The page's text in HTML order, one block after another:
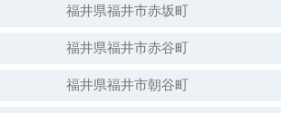
福井県福井市赤坂町
福井県福井市赤谷町
福井県福井市朝谷町